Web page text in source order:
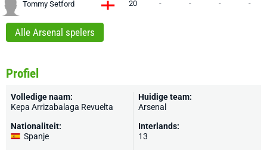
Tommy Setford 20 - - - -
Alle Arsenal spelers
Profiel
Volledige naam:
Kepa Arrizabalaga Revuelta
Nationaliteit:
Spanje
Huidige team:
Arsenal
Interlands:
13